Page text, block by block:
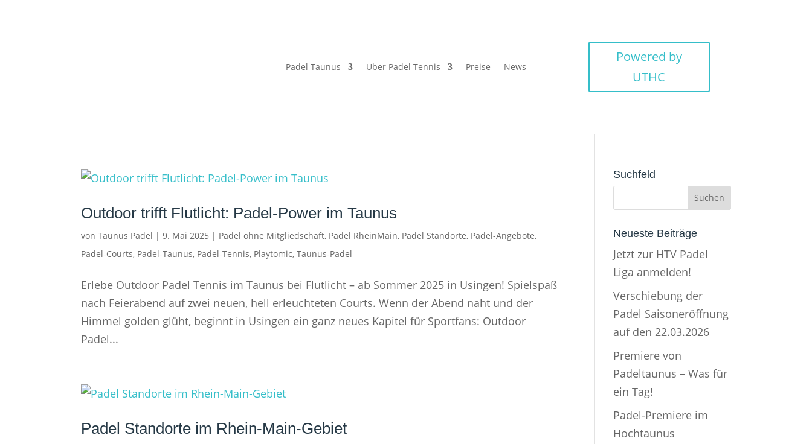
Padel Taunus Über Padel Tennis Preise News
Powered by
UTHC
Outdoor trifft Flutlicht: Padel-Power im Taunus
vonTaunus Padel |9. Mai 2025 | Padel ohne Mitgliedschaft, Padel RheinMain, Padel Standorte, Padel-Angebote,
Padel-Courts, Padel-Taunus, Padel-Tennis, Playtomic,Taunus-Padel
Erlebe Outdoor Padel Tennis im Taunus bei Flutlicht – ab Sommer 2025 in Usingen! Spielspaß
nach Feierabend auf zwei neuen, hell erleuchteten Courts. Wenn der Abend naht und der
Himmel golden glüht, beginnt in Usingen ein ganz neues Kapitel für Sportfans: Outdoor
Padel...
Padel Standorte im Rhein-Main-Gebiet
Suchfeld
Neueste Beiträge
Jetzt zur HTV Padel
Liga anmelden!
Verschiebung der
Padel Saisoneröffnung
auf den 22.03.2026
Premiere von
Padeltaunus – Was für
ein Tag!
Padel-Premiere im
Hochtaunus